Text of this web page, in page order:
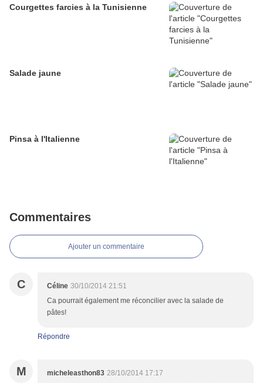
Courgettes farcies à la Tunisienne
Salade jaune
Pinsa à l'Italienne
Commentaires
Ajouter un commentaire
C Céline 30/10/2014 21:51
Ca pourrait également me réconcilier avec la salade de
pâtes!
Répondre
M micheleasthon83 28/10/2014 17:17